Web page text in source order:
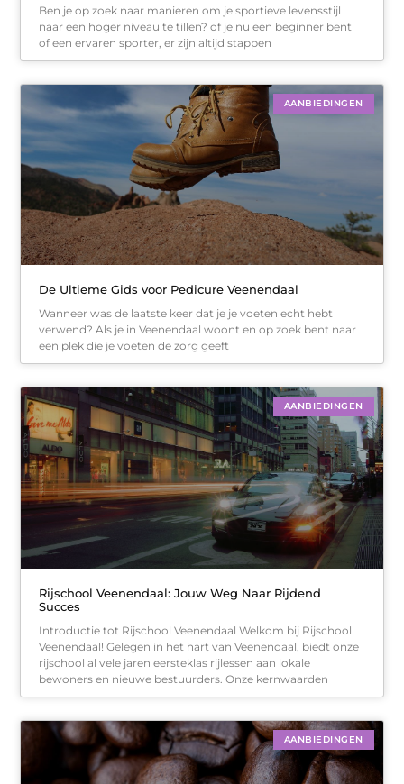
Ben je op zoek naar manieren om je sportieve levensstijl
naar een hoger niveau te tillen? of je nu een beginner bent
of een ervaren sporter, er zijn altijd stappen
AANBIEDINGEN
De Ultieme Gids voor Pedicure Veenendaal
Wanneer was de laatste keer dat je je voeten echt hebt
verwend? Als je in Veenendaal woont en op zoek bent naar
een plek die je voeten de zorg geeft
AANBIEDINGEN
Rijschool Veenendaal: Jouw Weg Naar Rijdend
Succes
Introductie tot Rijschool Veenendaal Welkom bij Rijschool
Veenendaal! Gelegen in het hart van Veenendaal, biedt onze
rijschool al vele jaren eersteklas rijlessen aan lokale
bewoners en nieuwe bestuurders. Onze kernwaarden
AANBIEDINGEN